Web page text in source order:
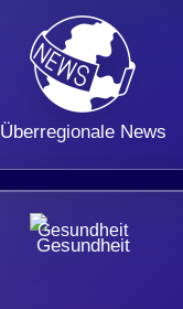
Überregionale News
Gesundheit